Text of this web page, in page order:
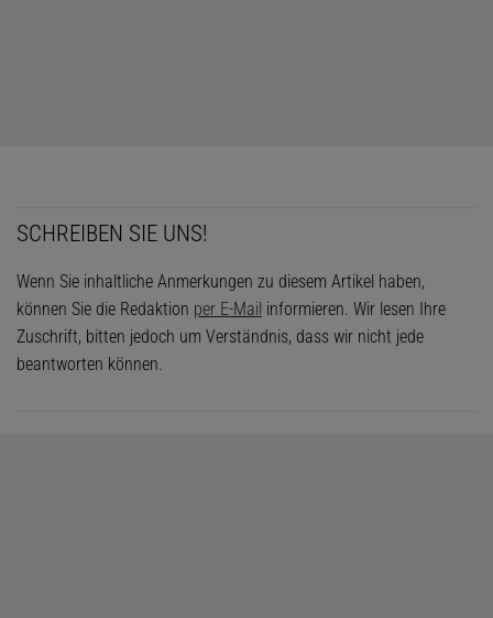
SCHREIBEN SIE UNS!
Wenn Sie inhaltliche Anmerkungen zu diesem Artikel haben,
können Sie die Redaktion per E-Mail informieren. Wir lesen Ihre
Zuschrift, bitten jedoch um Verständnis, dass wir nicht jede
beantworten können.